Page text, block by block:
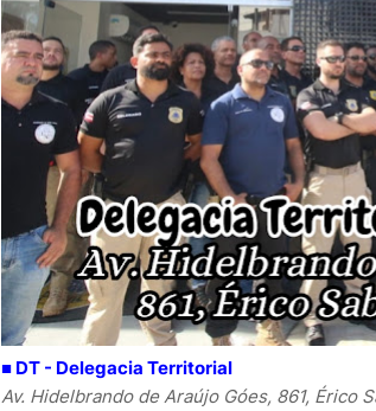
■ DT - Delegacia Territorial
Av. Hidelbrando de Araújo Góes, 861, Érico